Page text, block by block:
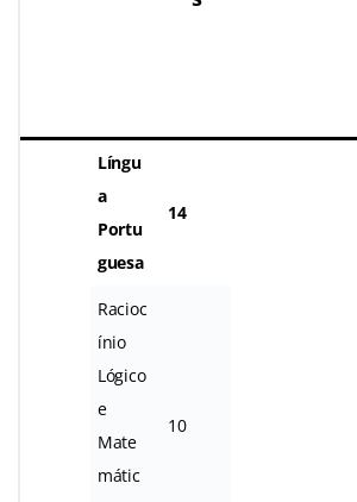
Língu
a
Portu
guesa
14
Racioc
ínio
Lógico
e
Mate
mátic
10